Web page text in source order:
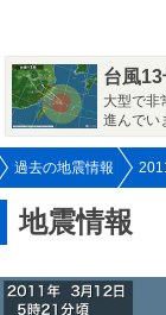
台風
大型で非
進んでい
過去の地震情報
地震情報